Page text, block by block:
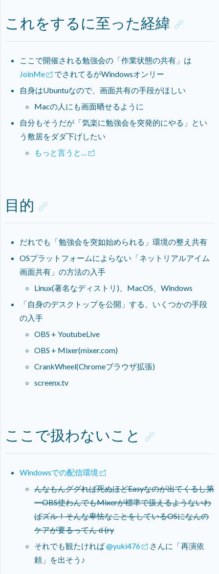
これをするに至った経緯
ここで開催される勉強会の「作業状態の共有」は
JoinMe
でされてるがWindowsオンリー
自身はUbuntuなので、画面共有の手段がほしい
Macの人にも画面晒せるように
自分もそうだが「気楽に勉強会を突発的にやる」とい
う敷居をダダ下げしたい
もっと言うと…
目的
だれでも「勉強会を突如始められる」環境の整え共有
OSプラットフォームによらない「ネットリアルアイム
画面共有」の方法の入手
Linux(著名なディストリ)、MacOS、Windows
「自身のデスクトップを公開」する、いくつかの手段
の入手
OBS + YoutubeLive
OBS + Mixer(mixer.com)
CrankWheel(Chromeブラウザ拡張)
screenx.tv
ここで扱わないこと
Windowsでの配信環境
んなもんググれば死ぬほどEasyなのが出てくるし第
一OBS使わんでもMixerが標準で扱えるようないわ
ばズル！そんな卑怯なことをしているOSになんの
ケアが要るってんｄ(ry
それでも観たければ@yuki476
さんに「再演依
頼」を出そう♪